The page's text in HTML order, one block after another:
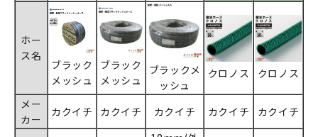
ホー
ス名
ブラック
メッシュ
ブラック
メッシュ
ブラックメ
ッシュ
クロノス クロノス
メー
カー
カクイチ カクイチ カクイチ カクイチ カクイチ